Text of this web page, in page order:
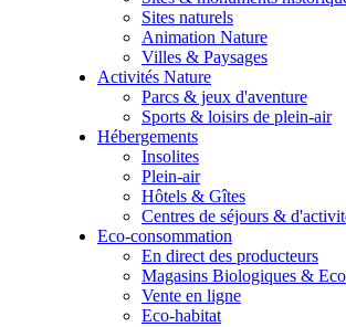
Sites naturels
Animation Nature
Villes & Paysages
Activités Nature
Parcs & jeux d'aventure
Sports & loisirs de plein-air
Hébergements
Insolites
Plein-air
Hôtels & Gîtes
Centres de séjours &
Eco-consommation
En direct des producteurs
Magasins Biologiques &
Vente en ligne
Eco-habitat